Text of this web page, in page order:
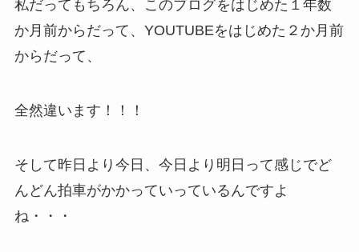
私だってもちろん、このブログをはじめた１年数
か月前からだって、YOUTUBEをはじめた２か月前
からだって、
全然違います！！！
そして昨日より今日、今日より明日って感じでど
んどん拍車がかかっていっているんですよ
ね・・・